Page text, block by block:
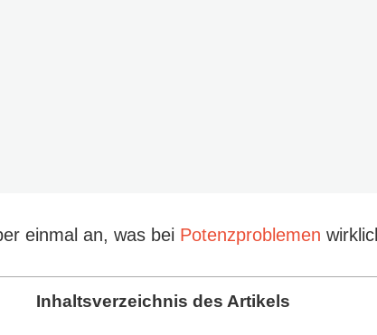
einmal an, was bei Potenzproblemen
Inhaltsverzeichnis des Artikels